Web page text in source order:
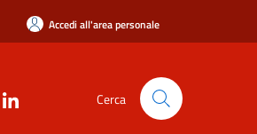
Accedi all'area personale
Cerca